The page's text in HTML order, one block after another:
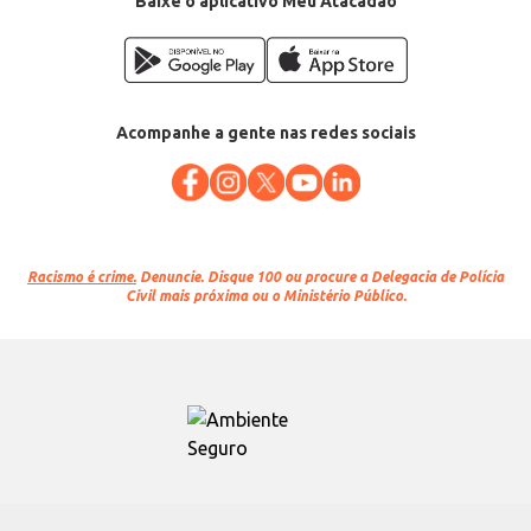
Acompanhe a gente nas redes sociais
Racismo é crime. Denuncie. Disque 100 ou procure a Delegacia de Polícia
Civil mais próxima ou o Ministério Público.